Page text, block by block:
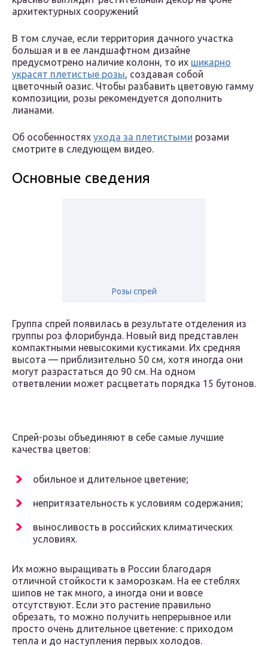
архитектурных сооружений
В том случае, если территория дачного участка
большая и в ее ландшафтном дизайне
предусмотрено наличие колонн, то их шикарно
украсят плетистые розы, создавая собой
цветочный оазис. Чтобы разбавить цветовую гамму
композиции, розы рекомендуется дополнить
лианами.
Об особенностях ухода за плетистыми розами
смотрите в следующем видео.
Основные сведения
Розы спрей
Группа спрей появилась в результате отделения из
группы роз флорибунда. Новый вид представлен
компактными невысокими кустиками. Их средняя
высота — приблизительно 50 см, хотя иногда они
могут разрастаться до 90 см. На одном
ответвлении может расцветать порядка 15 бутонов.
Спрей-розы объединяют в себе самые лучшие
качества цветов:
обильное и длительное цветение;
непритязательность к условиям содержания;
выносливость в российских климатических
условиях.
Их можно выращивать в России благодаря
отличной стойкости к заморозкам. На ее стеблях
шипов не так много, а иногда они и вовсе
отсутствуют. Если это растение правильно
обрезать, то можно получить непрерывное или
просто очень длительное цветение: с приходом
тепла и до наступления первых холодов.